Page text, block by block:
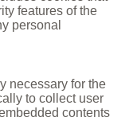
features of the
personal
necessary for the
to collect user
contents